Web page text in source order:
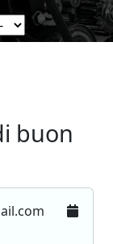
buon